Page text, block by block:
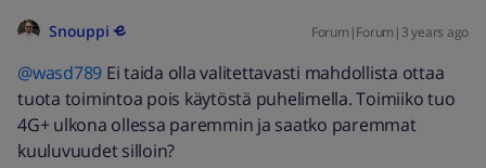
Snouppi Forum|Forum|3 years ago
@wasd789 Ei taida olla valitettavasti mahdollista ottaa
tuota toimintoa pois käytöstä puhelimella. Toimiiko tuo
4G+ ulkona ollessa paremmin ja saatko paremmat
kuuluvuudet silloin?